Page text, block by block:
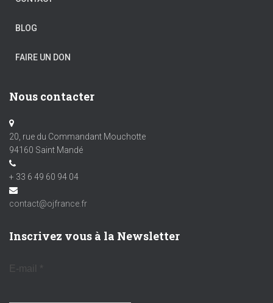
BLOG
FAIRE UN DON
Nous contacter
20, rue du Commandant Mouchotte
94160 Saint Mandé
+ 33 6 49 60 94 04
contact@ojfrance.fr
Inscrivez vous à la Newsletter
E-mail *